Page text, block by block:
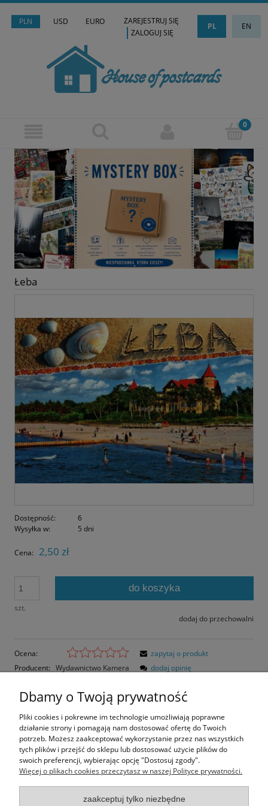
PLN USD EURO PL EN
ZAREJESTRUJ SIĘ
ZALOGUJ SIĘ
Łeba
Dostępność:
6
Wysyłka w:
5 dni
Cena: 2,50 zł
szt.
do koszyka
dodaj do przechowalni
Ocena:
Producent: Wydawnictwo Kamera
zapytaj o produkt
dodaj opinię
Opis
Opinie o produkcie (0)
Rozmiar pocztówki: 15x10,5 cm
Dbamy o Twoją prywatność
Pliki cookies i pokrewne im technologie umożliwiają poprawne
działanie strony i pomagają nam dostosować ofertę do Twoich
potrzeb. Możesz zaakceptować wykorzystanie przez nas wszystkich
tych plików i przejść do sklepu lub dostosować użycie plików do
swoich preferencji, wybierając opcję "Dostosuj zgody".
Więcej o plikach cookies przeczytasz w naszej Polityce prywatności.
zaakceptuj tylko niezbędne